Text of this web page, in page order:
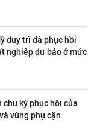
duy trì đà phục hồi
nghiệp dự báo ở mức
kỳ phục hồi của
vùng phụ cận